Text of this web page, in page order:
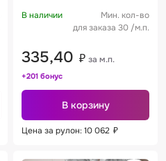
В наличии
Мин. кол-во
для заказа 30 /м.п.
335,40 ₽ за м.п.
+201 бонус
В корзину
Цена за рулон: 10 062 ₽